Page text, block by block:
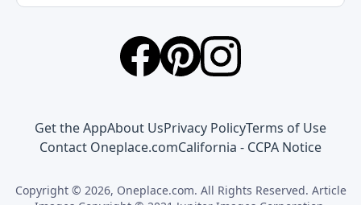
Get the AppAbout UsPrivacy PolicyTerms of Use
Contact Oneplace.comCalifornia - CCPA Notice
Copyright © 2026, Oneplace.com. All Rights Reserved. Article